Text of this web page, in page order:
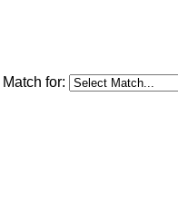
Match for: